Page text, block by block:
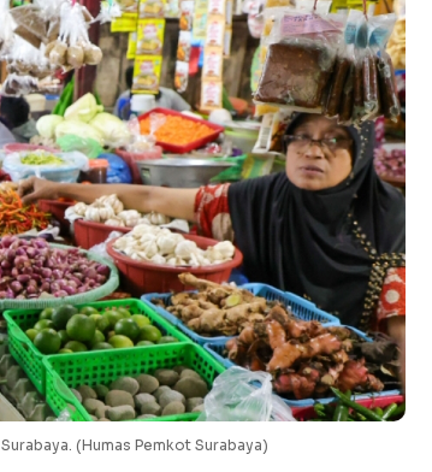
(Humas Pemkot Surabaya)